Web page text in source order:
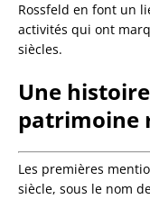
Rossfeld en font un
activités qui ont
siècles.
Une
patrimoine
Les premières
siècle, sous le nom